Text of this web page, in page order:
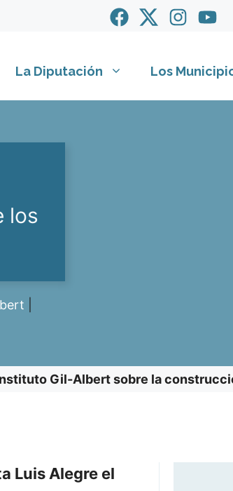
La Diputación Los
los
Gil-Albert sobre la
Luis Alegre el